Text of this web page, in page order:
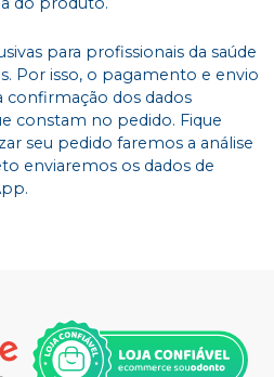
para profissionais da saúde
Por isso, o pagamento e envio
confirmação dos dados
constam no pedido. Fique
seu pedido faremos a análise
enviaremos os dados de